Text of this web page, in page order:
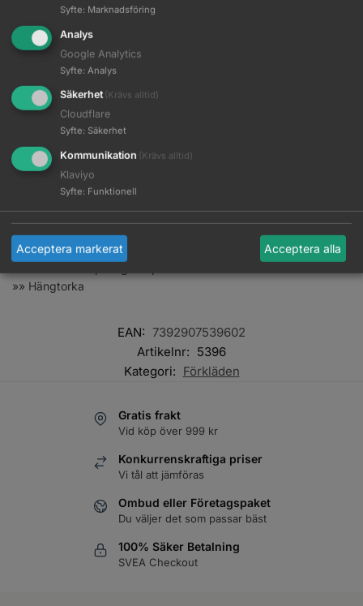
Fördelar : Kraftig bomull
Användning: Klippning och styling
Material: Bomull
Tekniska/designfunktioner:
✔ 4 fickor i läderimitation
✔ En storlek passar de flesta
✔ Justerbara axelremmar
Underhåll
»» Hängtorka
EAN: 7392907539602
Artikelnr: 5396
Kategori: Förkläden
Gratis frakt
Vid köp över 999 kr
Konkurrenskraftiga priser
Vi tål att jämföras
Ombud eller Företagspaket
Du väljer det som passar bäst
100% Säker Betalning
SVEA Checkout
Syfte: Marknadsföring
Analys
Google Analytics
Syfte: Analys
Säkerhet (Krävs alltid)
Cloudflare
Syfte: Säkerhet
Kommunikation (Krävs alltid)
Klaviyo
Syfte: Funktionell
Acceptera markerat Acceptera alla